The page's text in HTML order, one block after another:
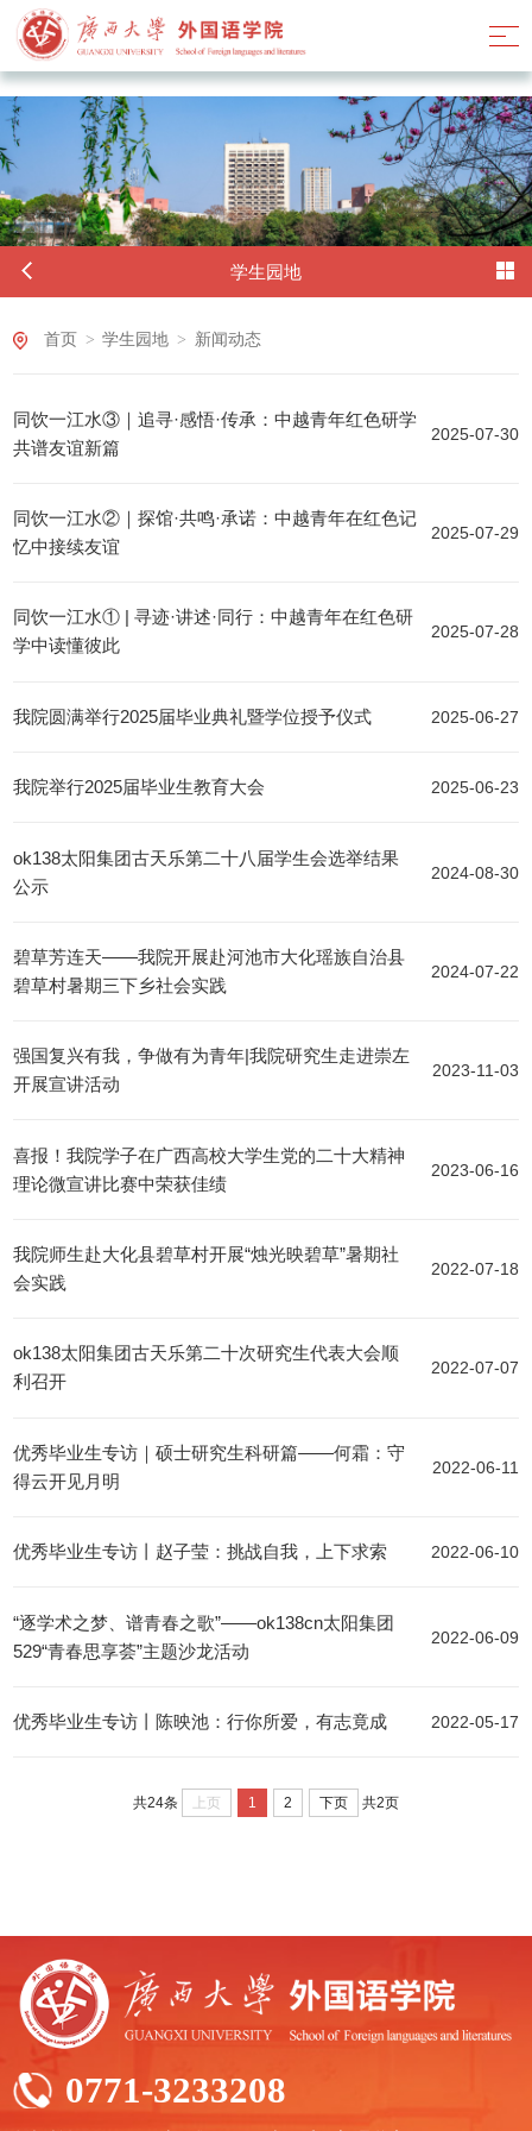
ok138太阳集团古天乐
学生园地
首页 > 学生园地 > 新闻动态
同饮一江水③｜追寻·感悟·传承：中越青年红色研学
共谱友谊新篇
2025-07-30
同饮一江水②｜探馆·共鸣·承诺：中越青年在红色记
忆中接续友谊
2025-07-29
同饮一江水① | 寻迹·讲述·同行：中越青年在红色研
学中读懂彼此
2025-07-28
我院圆满举行2025届毕业典礼暨学位授予仪式 2025-06-27
我院举行2025届毕业生教育大会 2025-06-23
ok138太阳集团古天乐第二十八届学生会选举结果
公示
2024-08-30
碧草芳连天——我院开展赴河池市大化瑶族自治县
碧草村暑期三下乡社会实践
2024-07-22
强国复兴有我，争做有为青年|我院研究生走进崇左
开展宣讲活动
2023-11-03
喜报！我院学子在广西高校大学生党的二十大精神
理论微宣讲比赛中荣获佳绩
2023-06-16
我院师生赴大化县碧草村开展“烛光映碧草”暑期社
会实践
2022-07-18
ok138太阳集团古天乐第二十次研究生代表大会顺
利召开
2022-07-07
优秀毕业生专访｜硕士研究生科研篇——何霜：守
得云开见月明
2022-06-11
优秀毕业生专访丨赵子莹：挑战自我，上下求索 2022-06-10
“逐学术之梦、谱青春之歌”——ok138cn太阳集团
529“青春思享荟”主题沙龙活动
2022-06-09
优秀毕业生专访丨陈映池：行你所爱，有志竟成 2022-05-17
共24条 上页 1 2 下页 共2页
0771-3233208